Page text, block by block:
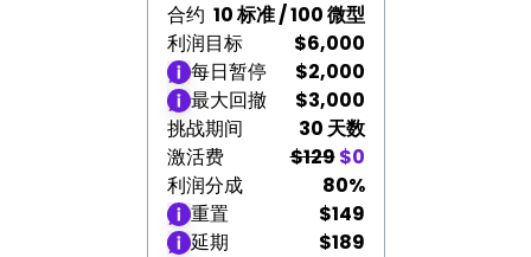
合约 10 标准 / 100 微型
利润目标
$6,000
每日暂停
$2,000
最大回撤
$3,000
挑战期间
30 天数
激活费
$129$0
利润分成
80%
重置
$149
延期
$189